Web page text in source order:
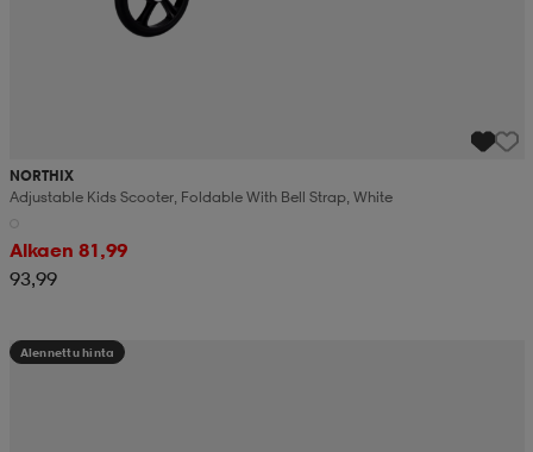
NORTHIX
Adjustable Kids Scooter, Foldable With Bell Strap, White
Alkaen 81,99
93,99
Alennettu hinta